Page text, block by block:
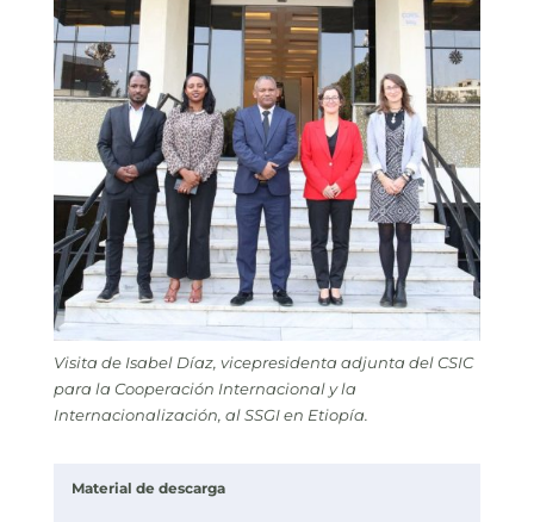
Visita de Isabel Díaz, vicepresidenta adjunta del CSIC
para la Cooperación Internacional y la
Internacionalización, al SSGI en Etiopía.
Material de descarga